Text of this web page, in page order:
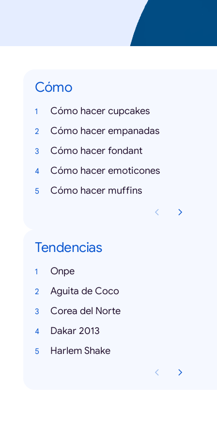
Cómo
Cómo hacer cupcakes
Cómo hacer empanadas
Cómo hacer fondant
Cómo hacer emoticones
Cómo hacer muffins
Tendencias
Onpe
Aguita de Coco
Corea del Norte
Dakar 2013
Harlem Shake